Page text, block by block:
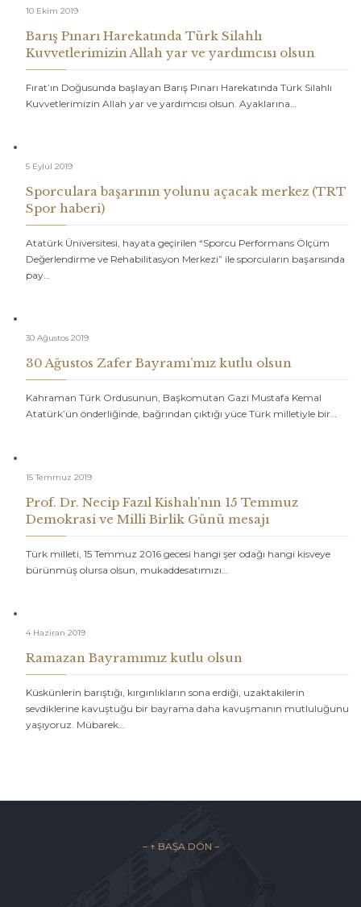
10 Ekim 2019
Barış Pınarı Harekatında Türk Silahlı
Kuvvetlerimizin Allah yar ve yardımcısı olsun
Fırat’ın Doğusunda başlayan Barış Pınarı Harekatında Türk Silahlı
Kuvvetlerimizin Allah yar ve yardımcısı olsun. Ayaklarına…
5 Eylül 2019
Sporculara başarının yolunu açacak merkez (TRT
Spor haberi)
Atatürk Üniversitesi, hayata geçirilen “Sporcu Performans Ölçüm
Değerlendirme ve Rehabilitasyon Merkezi” ile sporcuların başarısında
pay…
30 Ağustos 2019
30 Ağustos Zafer Bayramı’mız kutlu olsun
Kahraman Türk Ordusunun, Başkomutan Gazi Mustafa Kemal
Atatürk’ün önderliğinde, bağrından çıktığı yüce Türk milletiyle bir…
15 Temmuz 2019
Prof. Dr. Necip Fazıl Kishalı’nın 15 Temmuz
Demokrasi ve Milli Birlik Günü mesajı
Türk milleti, 15 Temmuz 2016 gecesi hangi şer odağı hangi kisveye
bürünmüş olursa olsun, mukaddesatımızı…
4 Haziran 2019
Ramazan Bayramımız kutlu olsun
Küskünlerin barıştığı, kırgınlıkların sona erdiği, uzaktakilerin
sevdiklerine kavuştuğu bir bayrama daha kavuşmanın mutluluğunu
yaşıyoruz. Mübarek…
– ↑ BAŞA DÖN –